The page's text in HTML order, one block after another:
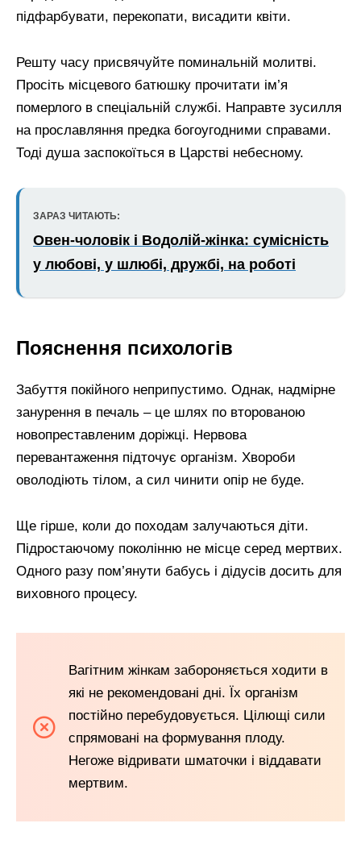
підфарбувати, перекопати, висадити квіти.
Решту часу присвячуйте поминальній молитві.
Просіть місцевого батюшку прочитати ім’я
померлого в спеціальній службі. Направте зусилля
на прославляння предка богоугодними справами.
Тоді душа заспокоїться в Царстві небесному.
ЗАРАЗ ЧИТАЮТЬ:
Овен-чоловік і Водолій-жінка: сумісність
у любові, у шлюбі, дружбі, на роботі
Пояснення психологів
Забуття покійного неприпустимо. Однак, надмірне
занурення в печаль – це шлях по второваною
новопреставленим доріжці. Нервова
перевантаження підточує організм. Хвороби
оволодіють тілом, а сил чинити опір не буде.
Ще гірше, коли до походам залучаються діти.
Підростаючому поколінню не місце серед мертвих.
Одного разу пом’янути бабусь і дідусів досить для
виховного процесу.
Вагітним жінкам забороняється ходити в
які не рекомендовані дні. Їх організм
постійно перебудовується. Цілющі сили
спрямовані на формування плоду.
Негоже відривати шматочки і віддавати
мертвим.